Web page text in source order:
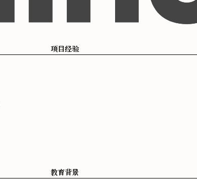
项目经验
教育背景